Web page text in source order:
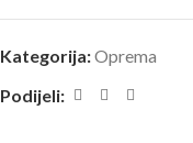
Kategorija:Oprema
Podijeli: